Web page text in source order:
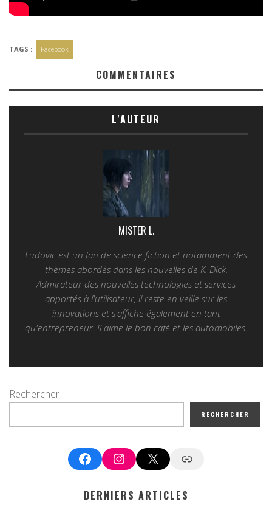
TAGS : Facebook
COMMENTAIRES
L'AUTEUR
MISTER L.
Ludovic est un fan de science fiction et notamment des
thèmes abordés dans les nouvelles de K. Dick.
Admirateur des nouvelles technologies et services
apportés à l'utilisateur, il reste en veille sur les
innovations et s'affiche également en tant
qu'entrepreneur. Il aime le bon café et les automobiles.
Rechercher
RECHERCHER
FacebookInstagram
X Google News
DERNIERS ARTICLES